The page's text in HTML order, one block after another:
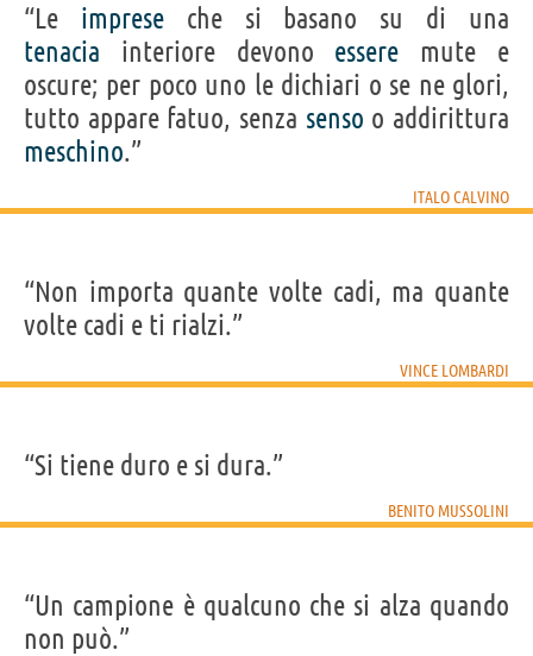
“Le impreseche si basano su di una
tenacia interiore devono essere mute e
oscure; per poco uno le dichiari o se ne glori,
tutto appare fatuo, senza senso o addirittura
meschino.”
ITALO CALVINO
“Non importa quante volte cadi, ma quante
volte cadi e ti rialzi.”
VINCE LOMBARDI
“Si tiene duro e si dura.”
BENITO MUSSOLINI
“Un campione è qualcuno che si alza quando
non può.”